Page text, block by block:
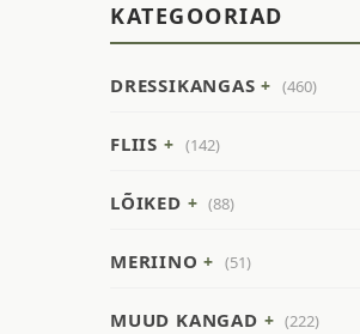
KATEGOORIAD
DRESSIKANGAS (460)
FLIIS (142)
LÕIKED (88)
MERIINO (51)
MUUD KANGAD (222)